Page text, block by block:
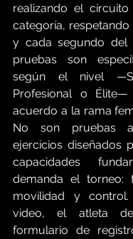
realizando el
categoría,
y cada segundo del
pruebas son
según el nivel
Profesional o
acuerdo a la rama
No son pruebas
ejercicios diseñados
capacidades
demanda el torneo:
movilidad y
video, el atleta
formulario de